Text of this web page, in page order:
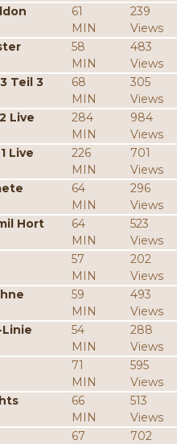
61
MIN
239
Views
58
MIN
483
Views
Teil 3
68
MIN
305
Views
Live
284
MIN
984
Views
Live
226
MIN
701
Views
64
MIN
296
Views
Hort
64
MIN
523
Views
57
MIN
202
Views
59
MIN
493
Views
54
MIN
288
Views
71
MIN
595
Views
66
MIN
513
Views
67
702